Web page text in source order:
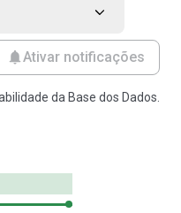
Ativar notificações
da Base dos Dados.